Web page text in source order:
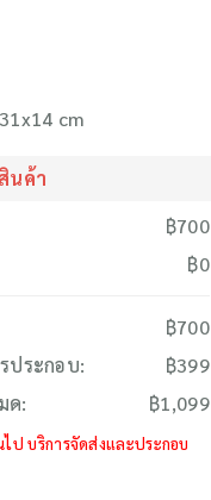
cm
นค้า
฿700
฿0
฿700
ประกอบ:
฿399
ด:
฿1,099
ป บริการจัดส่งและประกอบ